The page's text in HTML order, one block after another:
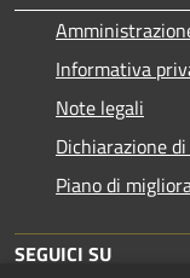
Informativa
Note legali
Dichiarazione
Piano di
SEGUICI SU